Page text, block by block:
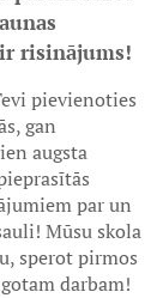
risinājums!
pievienoties
gan
augsta
par un
Mūsu skola
sperot pirmos
darbam!